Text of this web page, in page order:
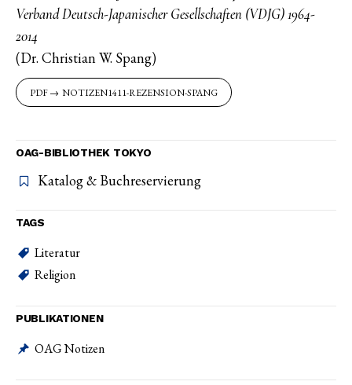
Verband Deutsch-Japanischer Gesellschaften (VDJG) 1964-
2014
(Dr. Christian W. Spang)
NOTIZEN1411-REZENSION-SPANG
OAG-BIBLIOTHEK TOKYO
Katalog & Buchreservierung
TAGS
Literatur
Religion
PUBLIKATIONEN
OAG Notizen